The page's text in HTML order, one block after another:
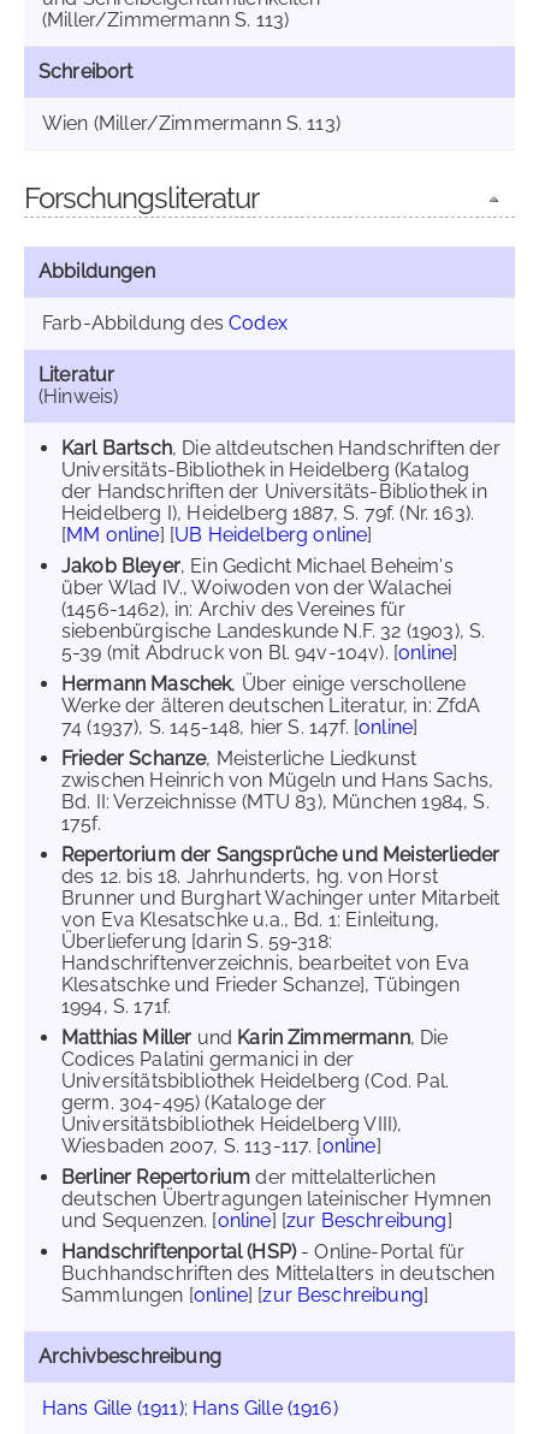
(Miller/Zimmermann S. 113)
Schreibort
Wien (Miller/Zimmermann S. 113)
Forschungsliteratur
Abbildungen
Farb-Abbildung desCodex
Literatur
(Hinweis)
Karl Bartsch, Die altdeutschen Handschriften der
Universitäts-Bibliothek in Heidelberg (Katalog
der Handschriften der Universitäts-Bibliothek in
Heidelberg I), Heidelberg 1887, S. 79f. (Nr. 163).
[MM online] [UB Heidelberg online]
Jakob Bleyer, Ein Gedicht Michael Beheim's
über Wlad IV., Woiwoden von der Walachei
(1456-1462), in: Archiv des Vereines für
siebenbürgische Landeskunde N.F. 32 (1903), S.
5-39 (mit Abdruck von Bl. 94v-104v). [online]
Hermann Maschek, Über einige verschollene
Werke der älteren deutschen Literatur, in: ZfdA
74 (1937), S. 145-148, hier S. 147f. [online]
Frieder Schanze, Meisterliche Liedkunst
zwischen Heinrich von Mügeln und Hans Sachs,
Bd. II: Verzeichnisse (MTU 83), München 1984, S.
175f.
Repertorium der Sangsprüche und Meisterlieder
des 12. bis 18. Jahrhunderts, hg. von Horst
Brunner und Burghart Wachinger unter Mitarbeit
von Eva Klesatschke u.a., Bd. 1: Einleitung,
Überlieferung [darin S. 59-318:
Handschriftenverzeichnis, bearbeitet von Eva
Klesatschke und Frieder Schanze], Tübingen
1994, S. 171f.
Matthias Miller und Karin Zimmermann, Die
Codices Palatini germanici in der
Universitätsbibliothek Heidelberg (Cod. Pal.
germ. 304-495) (Kataloge der
Universitätsbibliothek Heidelberg VIII),
Wiesbaden 2007, S. 113-117. [online]
Berliner Repertorium der mittelalterlichen
deutschen Übertragungen lateinischer Hymnen
und Sequenzen. [online] [zur Beschreibung]
Handschriftenportal (HSP)- Online-Portal für
Buchhandschriften des Mittelalters in deutschen
Sammlungen [online] [zur Beschreibung]
Archivbeschreibung
Hans Gille (1911); Hans Gille (1916)